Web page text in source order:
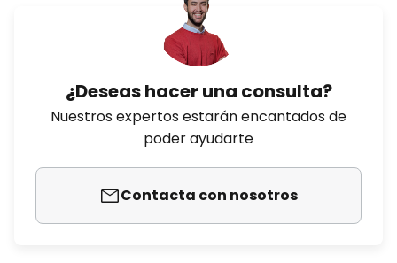
¿Deseas hacer una consulta?
Nuestros expertos estarán encantados de
poder ayudarte
Contacta con nosotros